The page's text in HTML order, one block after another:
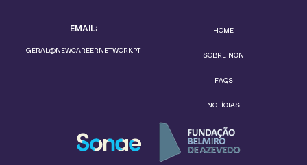
EMAIL:
GERAL@NEWCAREERNETWORK.PT
HOME
SOBRE NCN
FAQS
NOTÍCIAS